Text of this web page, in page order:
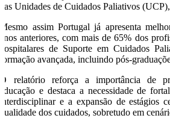
das Unidades de Cuidados Paliativos
Mesmo assim Portugal já apresenta
anos anteriores, com mais de 65% dos
hospitalares de Suporte em Cuidados
formação avançada, incluindo pós-
O relatório reforça a importância de
educação e destaca a necessidade de
interdisciplinar e a expansão de estágios
qualidade dos cuidados, sobretudo em